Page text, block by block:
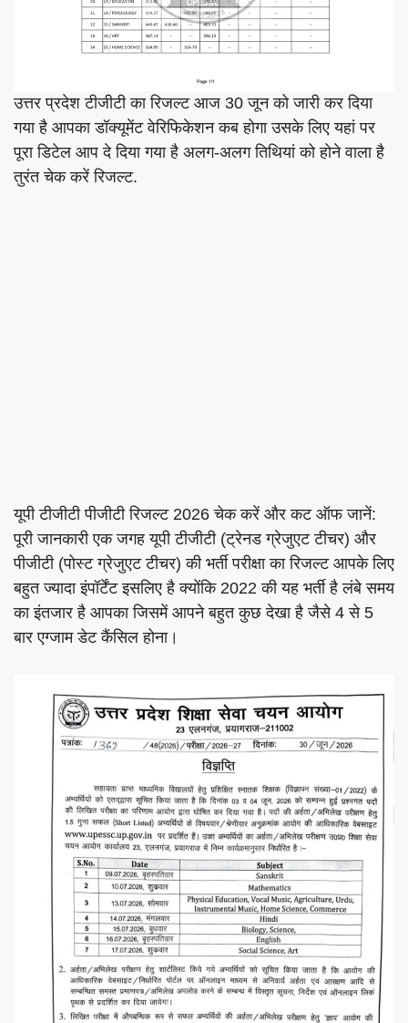
उत्तर प्रदेश टीजीटी का रिजल्ट आज 30 जून को जारी कर दिया
गया है आपका डॉक्यूमेंट वेरिफिकेशन कब होगा उसके लिए यहां पर
पूरा डिटेल आप दे दिया गया है अलग-अलग तिथियां को होने वाला है
तुरंत चेक करें रिजल्ट.
यूपी टीजीटी पीजीटी रिजल्ट 2026 चेक करें और कट ऑफ जानें:
पूरी जानकारी एक जगह यूपी टीजीटी (ट्रेनड ग्रेजुएट टीचर) और
पीजीटी (पोस्ट ग्रेजुएट टीचर) की भर्ती परीक्षा का रिजल्ट आपके लिए
बहुत ज्यादा इंपॉर्टेंट इसलिए है क्योंकि 2022 की यह भर्ती है लंबे समय
का इंतजार है आपका जिसमें आपने बहुत कुछ देखा है जैसे 4 से 5
बार एग्जाम डेट कैंसिल होना।